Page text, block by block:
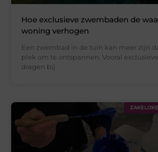
Hoe exclusieve zwembaden de
woning verhogen
Een zwembad in de tuin kan meer zijn
plek om te ontspannen. Vooral
dragen bij